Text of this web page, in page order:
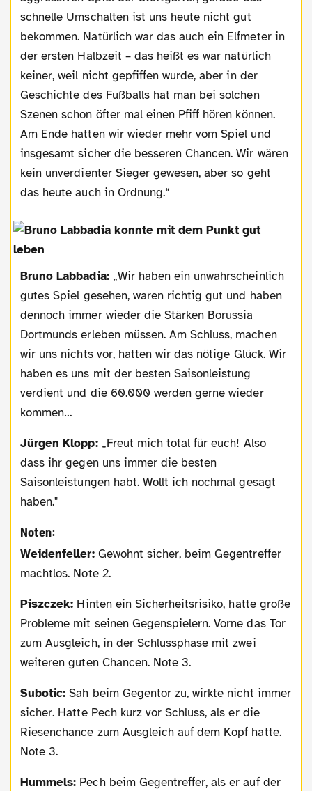
schnelle Umschalten ist uns heute nicht gut
bekommen. Natürlich war das auch ein Elfmeter in
der ersten Halbzeit – das heißt es war natürlich
keiner, weil nicht gepfiffen wurde, aber in der
Geschichte des Fußballs hat man bei solchen
Szenen schon öfter mal einen Pfiff hören können.
Am Ende hatten wir wieder mehr vom Spiel und
insgesamt sicher die besseren Chancen. Wir wären
kein unverdienter Sieger gewesen, aber so geht
das heute auch in Ordnung.“
Bruno Labbadia:„Wir haben ein unwahrscheinlich
gutes Spiel gesehen, waren richtig gut und haben
dennoch immer wieder die Stärken Borussia
Dortmunds erleben müssen. Am Schluss, machen
wir uns nichts vor, hatten wir das nötige Glück. Wir
haben es uns mit der besten Saisonleistung
verdient und die 60.000 werden gerne wieder
kommen…
Jürgen Klopp:„Freut mich total für euch! Also
dass ihr gegen uns immer die besten
Saisonleistungen habt. Wollt ich nochmal gesagt
haben."
Noten:
Weidenfeller:Gewohnt sicher, beim Gegentreffer
machtlos. Note 2.
Piszczek: Hinten ein Sicherheitsrisiko, hatte große
Probleme mit seinen Gegenspielern. Vorne das Tor
zum Ausgleich, in der Schlussphase mit zwei
weiteren guten Chancen. Note 3.
Subotic: Sah beim Gegentor zu, wirkte nicht immer
sicher. Hatte Pech kurz vor Schluss, als er die
Riesenchance zum Ausgleich auf dem Kopf hatte.
Note 3.
Hummels: Pech beim Gegentreffer, als er auf der